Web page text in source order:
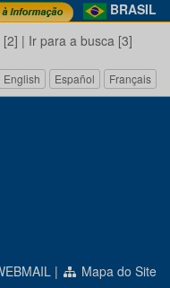
BRASIL
| Ir para a busca [3]
English Español Français
| Mapa do Site